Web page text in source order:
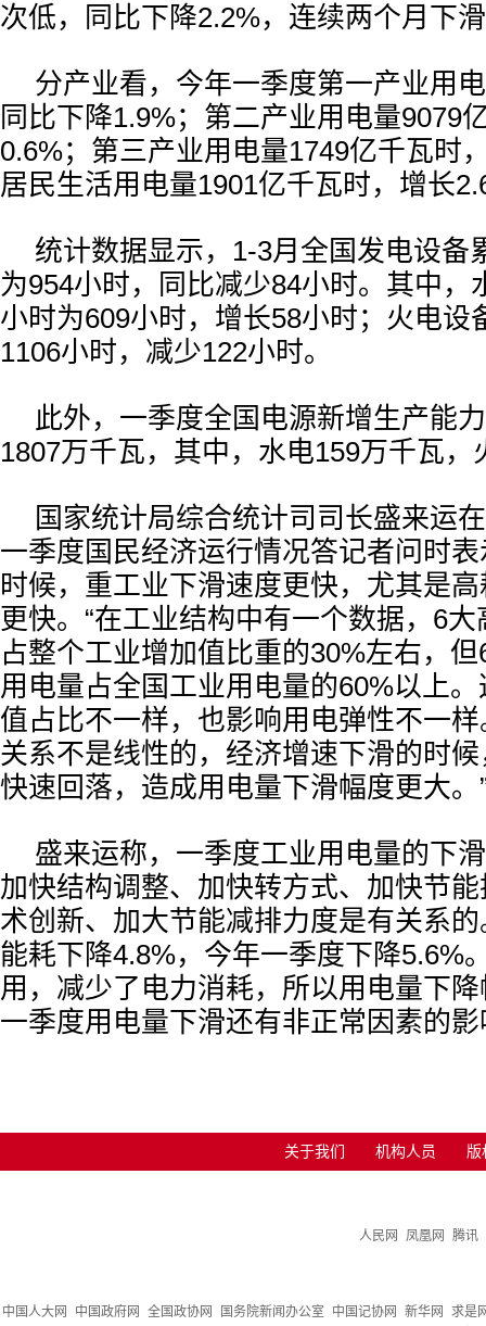
次低，同比下降2.2%，连续两个月下
分产业看，今年一季度第一产业用
同比下降1.9%；第二产业用电量9079
0.6%；第三产业用电量1749亿千瓦时
居民生活用电量1901亿千瓦时，增长
统计数据显示，1-3月全国发电设备
为954小时，同比减少84小时。其中，
小时为609小时，增长58小时；火电设
1106小时，减少122小时。
此外，一季度全国电源新增生产能
1807万千瓦，其中，水电159万千瓦，
国家统计局综合统计司司长盛来运
一季度国民经济运行情况答记者问时
时候，重工业下滑速度更快，尤其是
更快。“在工业结构中有一个数据，6
占整个工业增加值比重的30%左右，
用电量占全国工业用电量的60%以上
值占比不一样，也影响用电弹性不一
关系不是线性的，经济增速下滑的时
快速回落，造成用电量下滑幅度更大。
盛来运称，一季度工业用电量的下
加快结构调整、加快转方式、加快节
术创新、加大节能减排力度是有关系
能耗下降4.8%，今年一季度下降5.6%
用，减少了电力消耗，所以用电量下
一季度用电量下滑还有非正常因素的
关于我们 机构人员 版
人民网 凤凰网 腾讯
中国人大网 中国政府网 全国政协网 国务院新闻办公室 中国记协网 新华网 求是